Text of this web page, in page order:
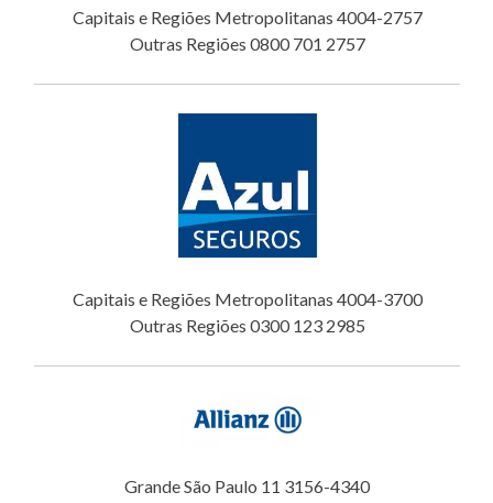
Capitais e Regiões Metropolitanas 4004-2757
Outras Regiões 0800 701 2757
Capitais e Regiões Metropolitanas 4004-3700
Outras Regiões 0300 123 2985
Grande São Paulo 11 3156-4340